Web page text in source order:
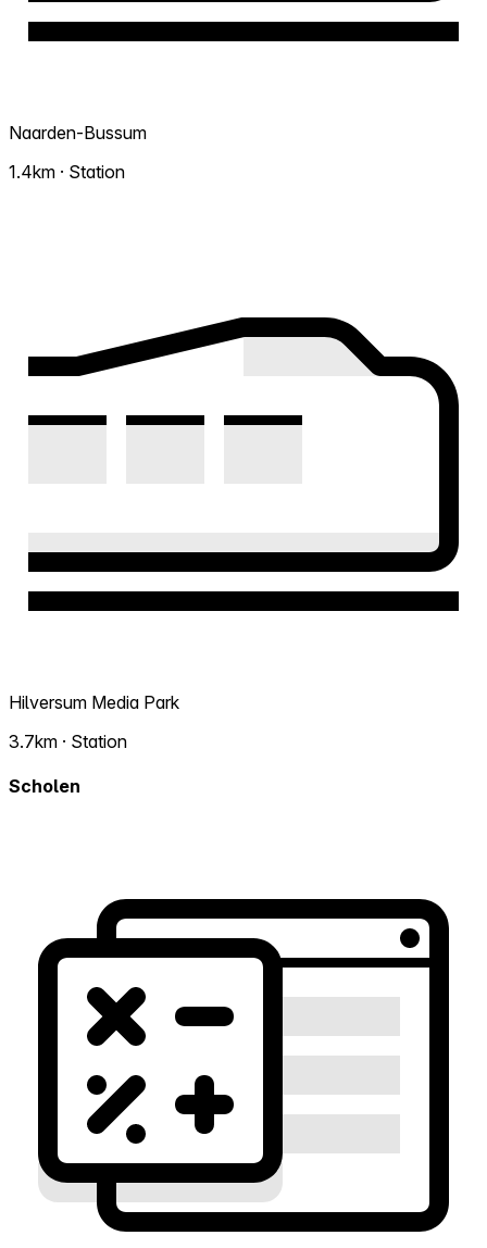
Naarden-Bussum
1.4km · Station
Hilversum Media Park
3.7km · Station
Scholen